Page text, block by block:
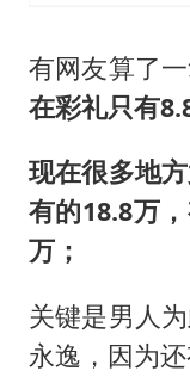
有网友算了
在彩礼只有
现在很多地
有的18.8万
万；
关键是男人
永逸，因为